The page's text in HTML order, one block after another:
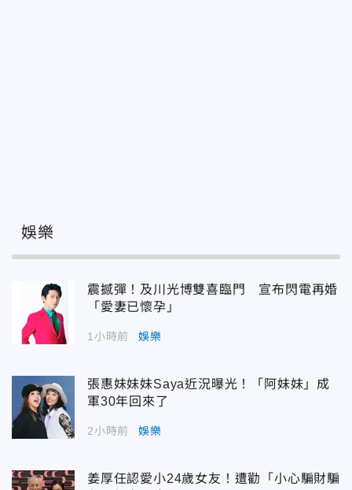
娛樂
震撼彈！及川光博雙喜臨門 宣布閃電再婚
「愛妻已懷孕」
1小時前 娛樂
張惠妹妹妹Saya近況曝光！「阿妹妹」成
軍30年回來了
2小時前 娛樂
姜厚任認愛小24歲女友！遭勸「小心騙財騙